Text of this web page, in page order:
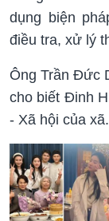
dụng biện
điều tra, xử lý
Ông Trần Đức
cho biết Đinh
- Xã hội của xã.